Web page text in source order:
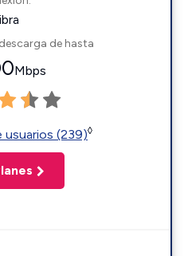
de hasta
Mbps
usuarios (239)◊